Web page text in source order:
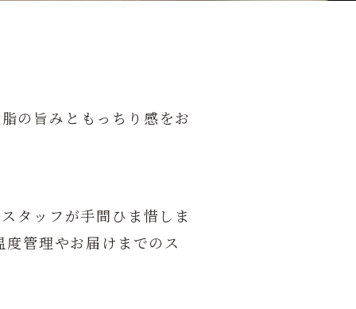
の旨みともっちり感をお
タッフが手間ひま惜しま
管理やお届けまでのス